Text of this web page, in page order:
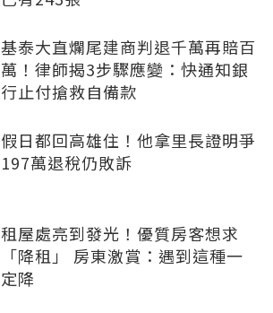
基泰大直爛尾建商判退千萬再賠百
萬！律師揭3步驟應變：快通知銀
行止付搶救自備款
假日都回高雄住！他拿里長證明爭
197萬退稅仍敗訴
租屋處亮到發光！優質房客想求
「降租」 房東激賞：遇到這種一
定降